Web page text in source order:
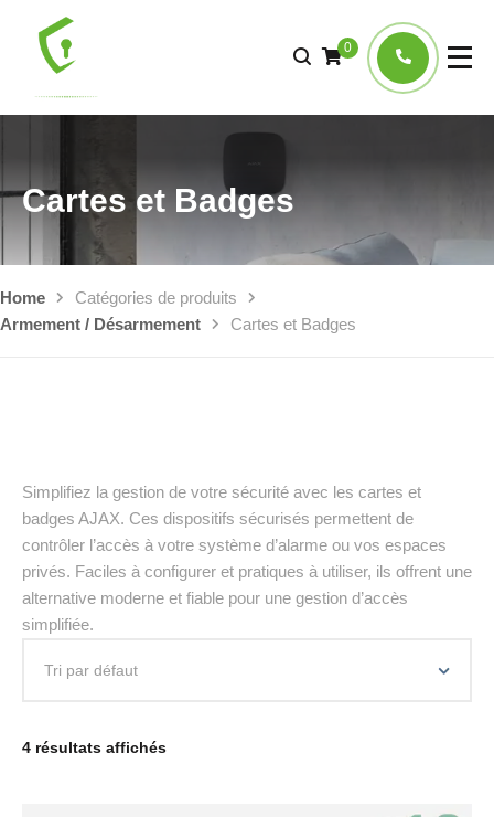
0
Cartes et Badges
Home
Catégories de produits
Armement / Désarmement
Cartes et Badges
Simplifiez la gestion de votre sécurité avec les cartes et
badges AJAX. Ces dispositifs sécurisés permettent de
contrôler l’accès à votre système d’alarme ou vos espaces
privés. Faciles à configurer et pratiques à utiliser, ils offrent une
alternative moderne et fiable pour une gestion d’accès
simplifiée.
4 résultats affichés